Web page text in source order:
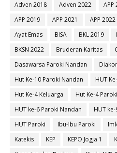
Adven 2018 Adven 2022 APP
APP 2019
APP 2021 APP 2022
Ayat Emas
BISA BKL 2019
BKSN 2022
Bruderan Karitas
Dasawarsa Paroki Nandan
Hut Ke-10 Paroki Nandan
HUT
Hut Ke-4 Keluarga
Hut Ke-4
HUT ke-6 Paroki Nandan
HUT
HUT Paroki
Ibu-Ibu Paroki
Katekis
KEP KEPO Jogja 1